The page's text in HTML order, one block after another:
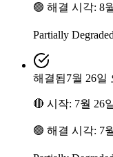
🟢 해결 시각: 8
Partially
해결됨7월 26일
🔴 시작: 7월 26
🟢 해결 시각: 7